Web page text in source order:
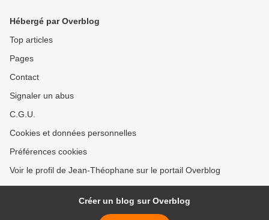
Hébergé par Overblog
Top articles
Pages
Contact
Signaler un abus
C.G.U.
Cookies et données personnelles
Préférences cookies
Voir le profil de Jean-Théophane sur le portail Overblog
Créer un blog sur Overblog